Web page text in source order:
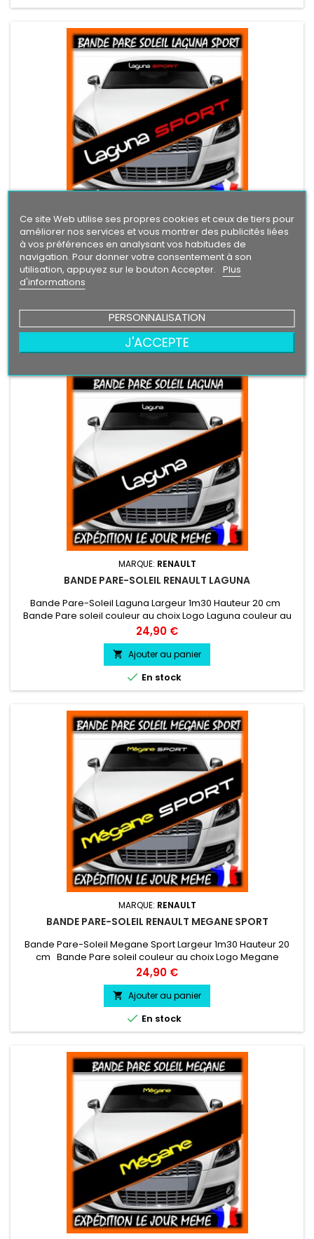
MARQUE:RENAULT
BANDE PARE-SOLEIL RENAULT LAGUNA SPORT
Bande Pare-Soleil Laguna Sport Largeur 1m30 Hauteur 20 cm
Bande Pare soleil couleur au choix Logo Laguna
 Ajouter au panier
En stock
MARQUE: RENAULT
BANDE PARE-SOLEIL RENAULT LAGUNA
Bande Pare-Soleil Laguna Largeur 1m30 Hauteur 20 cm
Bande Pare soleil couleur au choix Logo Laguna couleur au
choix
Prix
24,90 €
 Ajouter au panier
 En stock
MARQUE: RENAULT
BANDE PARE-SOLEIL RENAULT MEGANE SPORT
Bande Pare-Soleil Megane Sport Largeur 1m30 Hauteur 20
cm Bande Pare soleil couleur au choix Logo Megane
Sport couleur au choix
Prix
24,90 €
 Ajouter au panier
 En stock
Ce site Web utilise ses propres cookies et ceux de tiers pour
améliorer nos services et vous montrer des publicités liées
à vos préférences en analysant vos habitudes de
navigation. Pour donner votre consentement à son
utilisation, appuyez sur le bouton Accepter. Plus
d'informations
PERSONNALISATION
J'ACCEPTE